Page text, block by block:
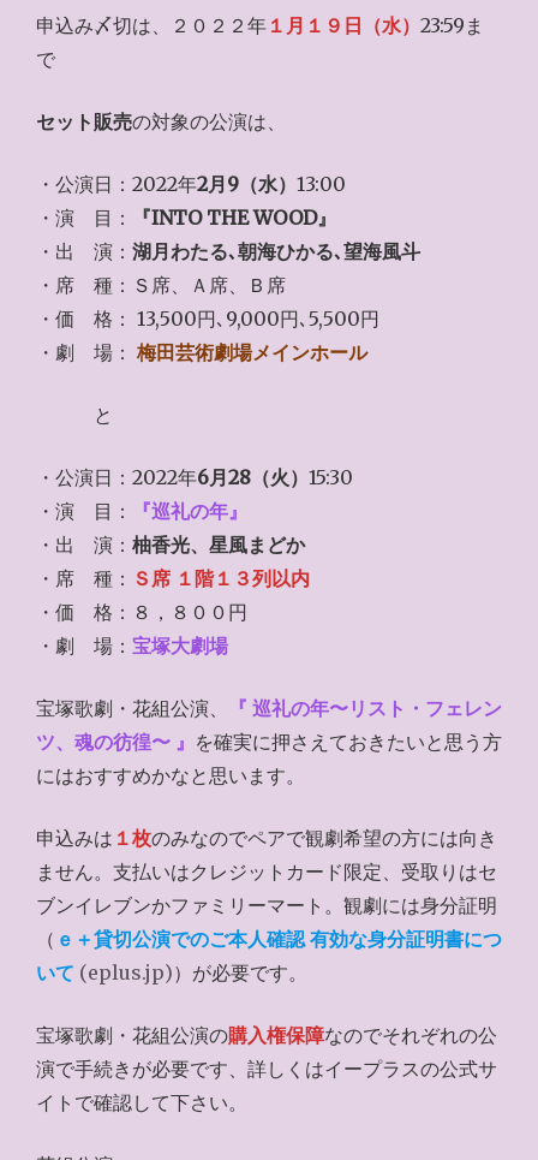
申込み〆切は、２０２２年 １月１９日（水） 23:59ま
で
セット販売の対象の公演は、
・公演日：2022年2月9（水） 13:00
・演 目：
『INTO THE WOOD』
・出 演： 湖月わたる､朝海ひかる､望海風斗
・席 種：Ｓ席、Ａ席、Ｂ席
・価 格： 13,500円､9,000円､5,500円
・劇 場： 梅田芸術劇場メインホール
と
・公演日：2022年6月28（火） 15:30
・演 目：
『巡礼の年』
・出 演： 柚香光、星風まどか
・席 種： Ｓ席 １階１３列以内
・価 格：８，８００円
・劇 場： 宝塚大劇場
宝塚歌劇・花組公演、 『 巡礼の年〜リスト・フェレン
ツ、魂の彷徨〜 』 を確実に押さえておきたいと思う方
にはおすすめかなと思います。
申込みは １枚のみなのでペアで観劇希望の方には向き
ません。支払いはクレジットカード限定、受取りはセ
ブンイレブンかファミリーマート。観劇には身分証明
（ ｅ＋貸切公演でのご本人確認 有効な身分証明書につ
いて (eplus.jp)）が必要です。
宝塚歌劇・花組公演の購入権保障なのでそれぞれの公
演で手続きが必要です、詳しくはイープラスの公式サ
イトで確認して下さい。